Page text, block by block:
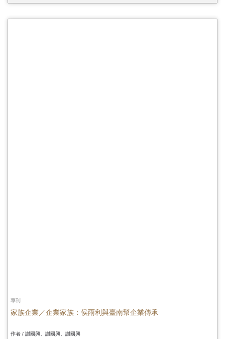
專刊
家族企業／企業家族：侯雨利與臺南幫企業傳承
作者 / 謝國興、謝國興、謝國興